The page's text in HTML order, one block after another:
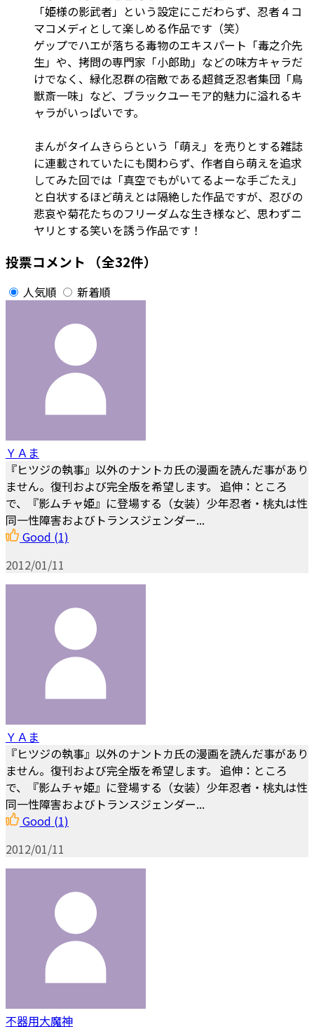
「姫様の影武者」という設定にこだわらず、忍者４コ
マコメディとして楽しめる作品です（笑）
ゲップでハエが落ちる毒物のエキスパート「毒之介先
生」や、拷問の専門家「小郎助」などの味方キャラだ
けでなく、緑化忍群の宿敵である超貧乏忍者集団「鳥
獣斎一味」など、ブラックユーモア的魅力に溢れるキ
ャラがいっぱいです。
まんがタイムきららという「萌え」を売りとする雑誌
に連載されていたにも関わらず、作者自ら萌えを追求
してみた回では「真空でもがいてるよーな手ごたえ」
と白状するほど萌えとは隔絶した作品ですが、忍びの
悲哀や菊花たちのフリーダムな生き様など、思わずニ
ヤリとする笑いを誘う作品です！
投票コメント （全32件）
人気順 新着順
ＹＡま
『ヒツジの執事』以外のナントカ氏の漫画を読んだ事があり
ません。復刊および完全版を希望します。 追伸：ところ
で、『影ムチャ姫』に登場する（女装）少年忍者・桃丸は性
同一性障害およびトランスジェンダー...
Good (1)
2012/01/11
ＹＡま
『ヒツジの執事』以外のナントカ氏の漫画を読んだ事があり
ません。復刊および完全版を希望します。 追伸：ところ
で、『影ムチャ姫』に登場する（女装）少年忍者・桃丸は性
同一性障害およびトランスジェンダー...
Good (1)
2012/01/11
不器用大魔神